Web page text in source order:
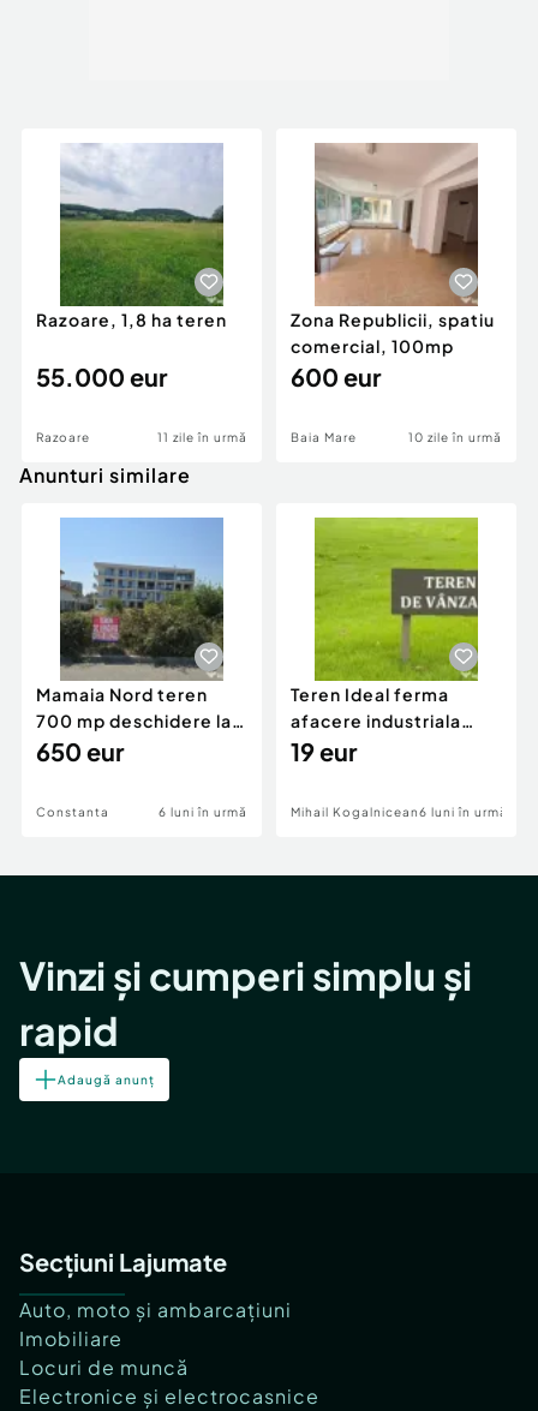
Razoare, 1,8 ha teren
55.000 eur
Razoare 11 zile în urmă
Zona Republicii, spatiu
comercial, 100mp
600 eur
Baia Mare 10 zile în urmă
Anunturi similare
Mamaia Nord teren
700 mp deschidere la
D24 si D25
650 eur
Constanta 6 luni în urmă
Teren Ideal ferma
afacere industriala
deschidere 71 ml la
19 eur
Mihail Kogalniceanu6 luni în urmă
Vinzi și cumperi simplu și
rapid
Adaugă anunț
Secțiuni Lajumate
Auto, moto și ambarcațiuni
Imobiliare
Locuri de muncă
Electronice și electrocasnice